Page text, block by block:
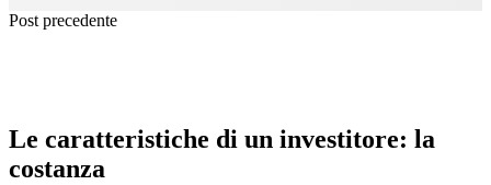
Post precedente
Le caratteristiche di un investitore: la
costanza